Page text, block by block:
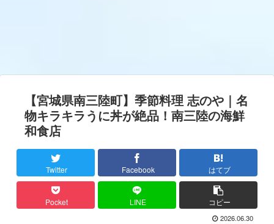
【宮城県南三陸町】季節料理 志のや｜名
物キラキラうに丼が絶品！南三陸の海鮮
和食店
Twitter Facebook はてブ
Pocket LINE コピー
2026.06.30